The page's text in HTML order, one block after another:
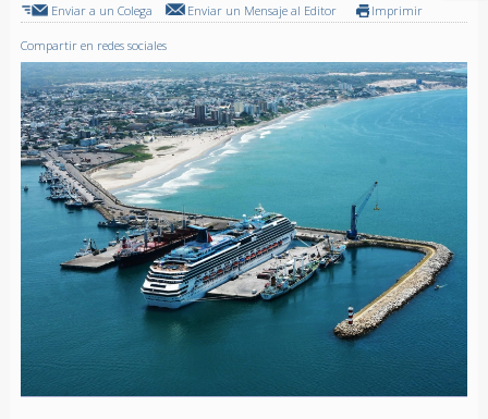
Enviar a un Colega Enviar un Mensaje al Editor Imprimir
Compartir en redes sociales